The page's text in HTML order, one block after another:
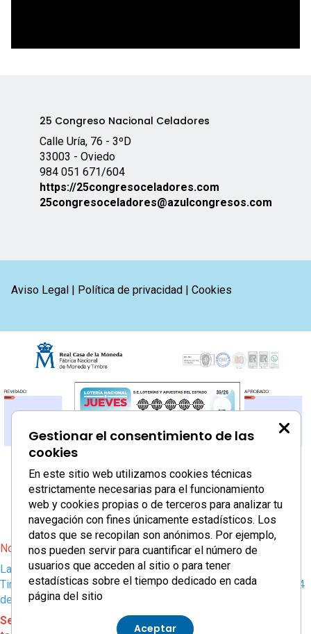
Gestionar el consentimiento de las
cookies
En este sitio web utilizamos cookies técnicas
estrictamente necesarias para el funcionamiento
web y cookies propias o de terceros para analizar tu
navegación con fines únicamente estadísticos. Los
datos que se recopilan son anónimos. Por ejemplo,
nos pueden servir para cuantificar el número de
usuarios que acceden al sitio o para tener
estadísticas sobre el tiempo dedicado en cada
página del sitio
Aceptar
25 Congreso Nacional Celadores
Calle Uría, 76 - 3ºD
33003 - Oviedo
984 051 671/604
https://25congresoceladores.com
25congresoceladores@azulcongresos.com
Aviso Legal Política de privacidad Cookies
No es casualidad, es suerte… ¡y de la buena!
La Real Casa de la Moneda – Fábrica Nacional de Moneda y
Timbre nos ha elegido como imagen del sorteo del próximo 14
de mayo.
Será que los celadores, además de estar para todo,